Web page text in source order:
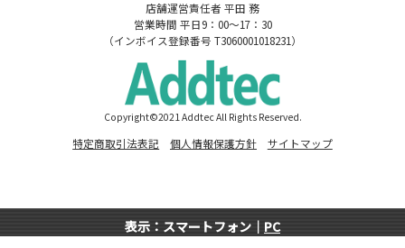
店舗運営責任者 平田 務
営業時間 平日9：00～17：30
（インボイス登録番号 T3060001018231）
Copyright©2021 Addtec All Rights Reserved.
特定商取引法表記 個人情報保護方針 サイトマップ
表示：スマートフォン｜ PC